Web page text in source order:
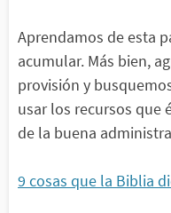
Aprendamos de esta
acumular. Más bien,
provisión y
usar los recursos que
de la buena
9 cosas que la Biblia